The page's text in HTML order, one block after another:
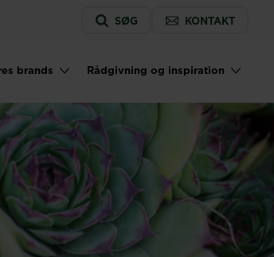
Service
menu
SØG KONTAKT
brands Rådgivning og inspiration